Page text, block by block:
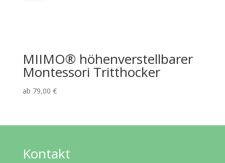
MIIMO® höhenverstellbarer
Montessori Tritthocker
ab 79,00 €
Kontakt